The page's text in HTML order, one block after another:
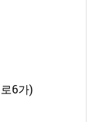
6가)